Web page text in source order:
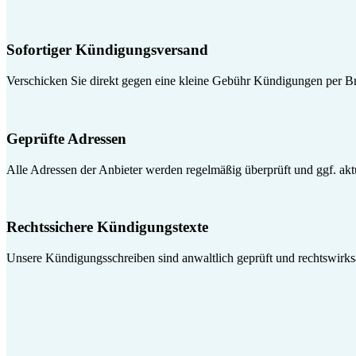
Sofortiger Kündigungsversand
Verschicken Sie direkt gegen eine kleine Gebühr Kündigungen per
Geprüfte Adressen
Alle Adressen der Anbieter werden regelmäßig überprüft und ggf.
Rechtssichere Kündigungstexte
Unsere Kündigungsschreiben sind anwaltlich geprüft und